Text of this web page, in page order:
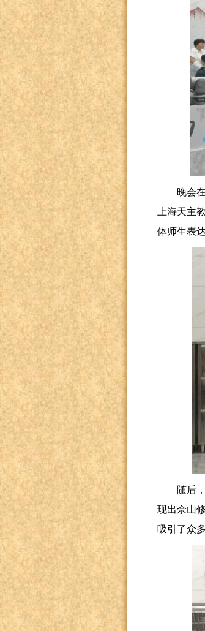
晚会
上海天主教
体师生表
随后
现出佘山
吸引了众